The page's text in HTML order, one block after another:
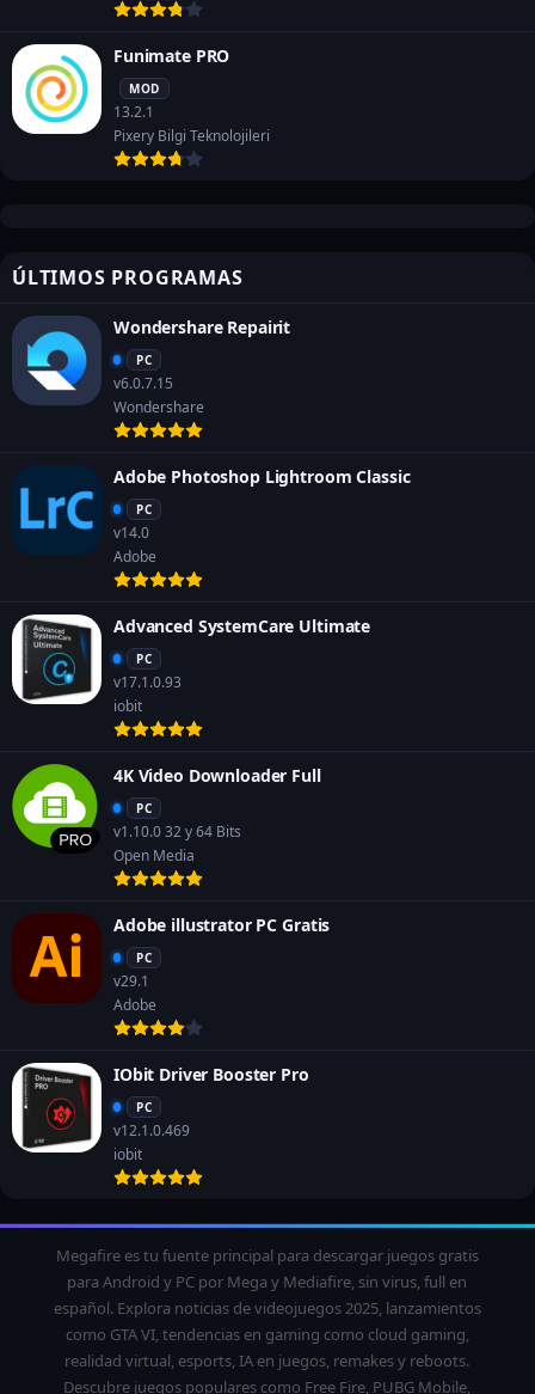
Funimate PRO
MOD
13.2.1
Pixery Bilgi Teknolojileri
ÚLTIMOS PROGRAMAS
Wondershare Repairit
PC
v6.0.7.15
Wondershare
Adobe Photoshop Lightroom Classic
PC
v14.0
Adobe
Advanced SystemCare Ultimate
PC
v17.1.0.93
iobit
4K Video Downloader Full
PC
v1.10.0 32 y 64 Bits
Open Media
Adobe illustrator PC Gratis
PC
v29.1
Adobe
IObit Driver Booster Pro
PC
v12.1.0.469
iobit
Megafire es tu fuente principal para descargar juegos gratis
para Android y PC por Mega y Mediafire, sin virus, full en
español. Explora noticias de videojuegos 2025, lanzamientos
como GTA VI, tendencias en gaming como cloud gaming,
realidad virtual, esports, IA en juegos, remakes y reboots.
Descubre juegos populares como Free Fire, PUBG Mobile,